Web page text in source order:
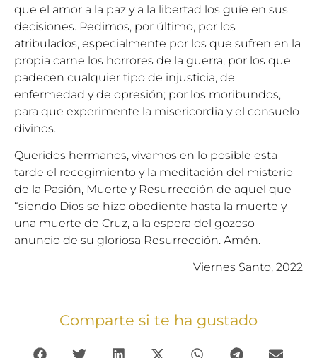
que el amor a la paz y a la libertad los guíe en sus
decisiones. Pedimos, por último, por los
atribulados, especialmente por los que sufren en la
propia carne los horrores de la guerra; por los que
padecen cualquier tipo de injusticia, de
enfermedad y de opresión; por los moribundos,
para que experimente la misericordia y el consuelo
divinos.
Queridos hermanos, vivamos en lo posible esta
tarde el recogimiento y la meditación del misterio
de la Pasión, Muerte y Resurrección de aquel que
“siendo Dios se hizo obediente hasta la muerte y
una muerte de Cruz, a la espera del gozoso
anuncio de su gloriosa Resurrección. Amén.
Viernes Santo, 2022
Comparte si te ha gustado